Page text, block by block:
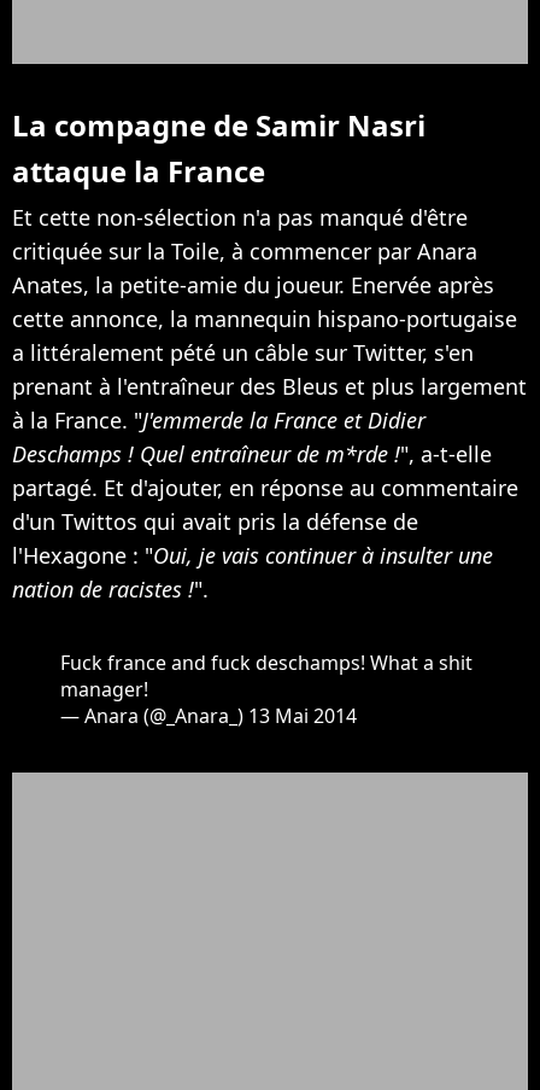
La compagne de Samir Nasri
attaque la France
Et cette non-sélection n'a pas manqué d'être
critiquée sur la Toile, à commencer par Anara
Anates, la petite-amie du joueur. Enervée après
cette annonce, la mannequin hispano-portugaise
a littéralement pété un câble sur Twitter, s'en
prenant à l'entraîneur des Bleus et plus largement
à la France. "J'emmerde la France et Didier
Deschamps ! Quel entraîneur de m*rde !", a-t-elle
partagé. Et d'ajouter, en réponse au commentaire
d'un Twittos qui avait pris la défense de
l'Hexagone : "Oui, je vais continuer à insulter une
nation de racistes !".
Fuck france and fuck deschamps! What a shit
manager!
— Anara (@_Anara_) 13 Mai 2014